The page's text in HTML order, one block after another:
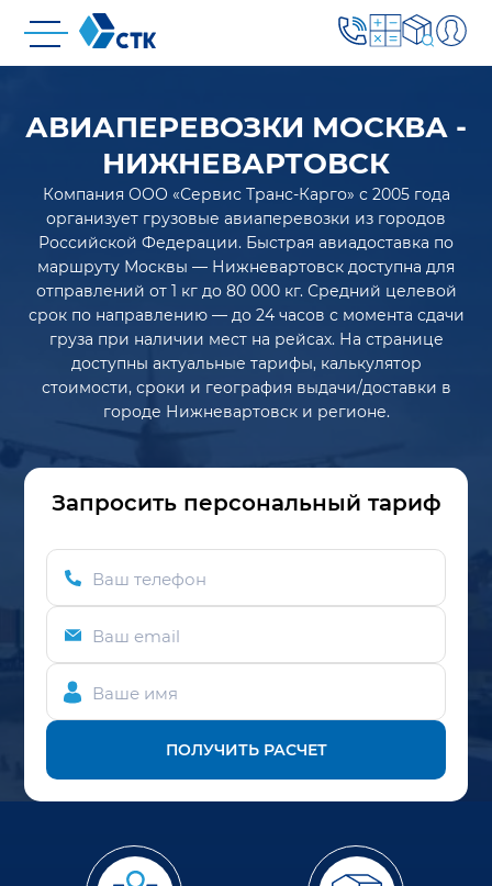
АВИАПЕРЕВОЗКИ МОСКВА -
НИЖНЕВАРТОВСК
Компания ООО «Сервис Транс-Карго» с 2005 года
организует грузовые авиаперевозки из городов
Российской Федерации. Быстрая авиадоставка по
маршруту Москвы — Нижневартовск доступна для
отправлений от 1 кг до 80 000 кг. Средний целевой
срок по направлению — до 24 часов с момента сдачи
груза при наличии мест на рейсах. На странице
доступны актуальные тарифы, калькулятор
стоимости, сроки и география выдачи/доставки в
городе Нижневартовск и регионе.
Запросить персональный тариф
Ваш телефон
Ваш email
Ваше имя
ПОЛУЧИТЬ РАСЧЕТ